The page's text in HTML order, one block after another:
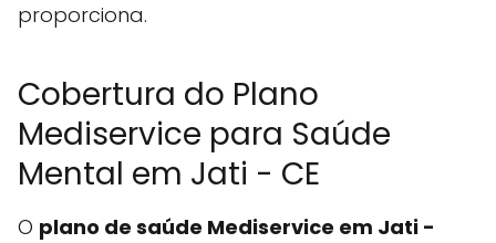
proporciona.
Cobertura do Plano
Mediservice para Saúde
Mental em Jati - CE
O plano de saúde Mediservice em Jati -